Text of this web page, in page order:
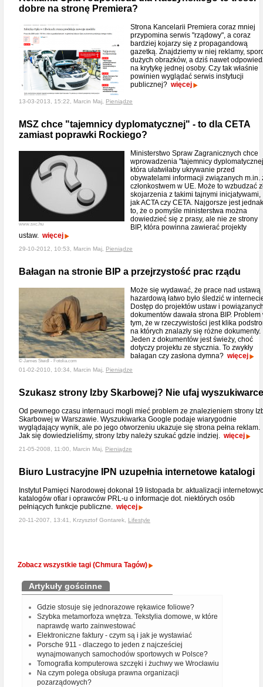
dobre na stronę Premiera?
Strona Kancelarii Premiera coraz mniej
przypomina serwis "rządowy", a coraz
bardziej kojarzy się z propagandową
gazetką. Znajdziemy w niej reklamy,
dużych obrazków, a dziś nawet
na krytykę jednej osoby. Czy tak właśnie
powinien wyglądać serwis instytucji
publicznej? więcej
13-03-2013, 15:22, Marcin Maj, Pieniądze
MSZ chce "tajemnicy dyplomatycznej" - to dla CETA
zamiast poprawki Rockiego?
www.sxc.hu
Ministerstwo Spraw Zagranicznych chce
wprowadzenia "tajemnicy
która ułatwiłaby ukrywanie przed
obywatelami informacji związanych m.in.
członkostwem w UE. Może to wzbudzać
skojarzenia z takimi tajnymi inicjatywami,
jak ACTA czy CETA. Najgorsze jest jednak
to, że o pomyśle ministerstwa można
dowiedzieć się z prasy, ale nie ze strony
BIP, która powinna zawierać projekty
ustaw. więcej
29-10-2012, 10:53, Marcin Maj, Pieniądze
Bałagan na stronie BIP a przejrzystość prac rządu
© James Steidl - Fotolia.com
Może się wydawać, że prace nad ustawą
hazardową łatwo było śledzić w
Dostęp do projektów ustaw i
dokumentów dawała strona BIP. Problem
tym, że w rzeczywistości jest klika
na których znalazły się różne dokumenty.
Jeden z dokumentów jest świeży, choć
dotyczy projektu ze stycznia. To zwykły
bałagan czy zasłona dymna? więcej
01-02-2010, 10:34, Marcin Maj, Pieniądze
Szukasz strony Izby Skarbowej? Nie ufaj
Od pewnego czasu internauci mogli mieć problem ze znalezieniem strony
Skarbowej w Warszawie. Wyszukiwarka Google podaje wiarygodnie
wyglądający wynik, ale po jego otworzeniu ukazuje się strona pełna reklam.
Jak się dowiedzieliśmy, strony Izby należy szukać gdzie indziej. więcej
21-05-2008, 11:00, Marcin Maj, Pieniądze
Biuro Lustracyjne IPN uzupełnia internetowe katalogi
Instytut Pamięci Narodowej dokonał 19 listopada br. aktualizacji
katalogów ofiar i oprawców PRL-u o informacje dot. niektórych osób
pełniących funkcje publiczne. więcej
20-11-2007, 13:41, Krzysztof Gontarek, Lifestyle
Zobacz wszystkie tagi (Chmura Tagów)
Artykuły gościnne
Gdzie stosuje się jednorazowe rękawice foliowe?
Szybka metamorfoza wnętrza. Tekstylia domowe, w które
naprawdę warto zainwestować
Elektroniczne faktury - czym są i jak je wystawiać
Porsche 911 - dlaczego to jeden z najcześciej
wynajmowanych samochodów sportowych w Polsce?
Tomografia komputerowa szczęki i żuchwy we Wrocławiu
Na czym polega obsługa prawna organizacji
pozarządowych?